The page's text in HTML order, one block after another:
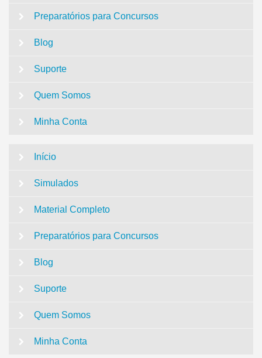
Preparatórios para Concursos
Blog
Suporte
Quem Somos
Minha Conta
Início
Simulados
Material Completo
Preparatórios para Concursos
Blog
Suporte
Quem Somos
Minha Conta